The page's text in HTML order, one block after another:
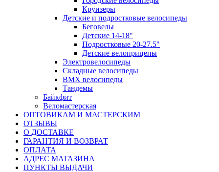
Круизеры
Детские и подростковые велосипеды
Беговелы
Детские 14-18"
Подростковые 20-27.5"
Детские велоприцепы
Электровелосипеды
Складные велосипеды
BMX велосипеды
Тандемы
Байкфит
Веломастерская
ОПТОВИКАМ И МАСТЕРСКИМ
ОТЗЫВЫ
О ДОСТАВКЕ
ГАРАНТИЯ И ВОЗВРАТ
ОПЛАТА
АДРЕС МАГАЗИНА
ПУНКТЫ ВЫДАЧИ